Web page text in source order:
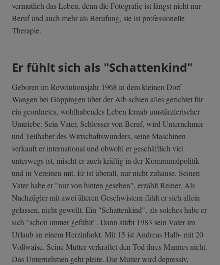
vermutlich das Leben, denn die Fotografie ist längst nicht nur
Beruf und auch mehr als Berufung, sie ist professionelle
Therapie.
Er fühlt sich als "Schattenkind"
Geboren im Revolutionsjahr 1968 in dem kleinen Dorf
Wangen bei Göppingen über der Alb schien alles gerichtet für
ein geordnetes, wohlhabendes Leben fernab umstürzlerischer
Umtriebe. Sein Vater, Schlosser von Beruf, wird Unternehmer
und Teilhaber des Wirtschaftswunders, seine Maschinen
verkauft er international und obwohl er geschäftlich viel
unterwegs ist, mischt er auch kräftig in der Kommunalpolitik
und in Vereinen mit. Er ist überall, nur nicht zuhause. Seinen
Vater habe er "nur von hinten gesehen", erzählt Reiner. Als
Nachzügler mit zwei älteren Geschwistern fühlt er sich allein
gelassen, nicht gewollt. Ein "Schattenkind", als solches habe er
sich "schon immer gefühlt". Dann stirbt 1983 sein Vater im
Urlaub an einem Herzinfarkt. Mit 15 ist Andreas Halb- mit 20
Vollwaise. Seine Mutter verkraftet den Tod ihres Mannes nicht.
Das Unternehmen geht pleite. Die Mutter wird depressiv,